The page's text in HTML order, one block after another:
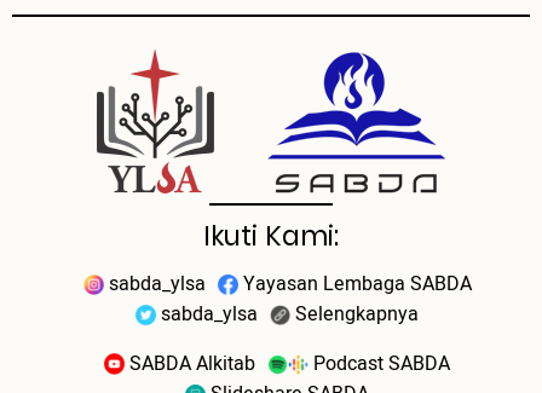
Ikuti Kami:
sabda_ylsa
Yayasan Lembaga SABDA
sabda_ylsa
Selengkapnya
SABDA Alkitab
Podcast SABDA